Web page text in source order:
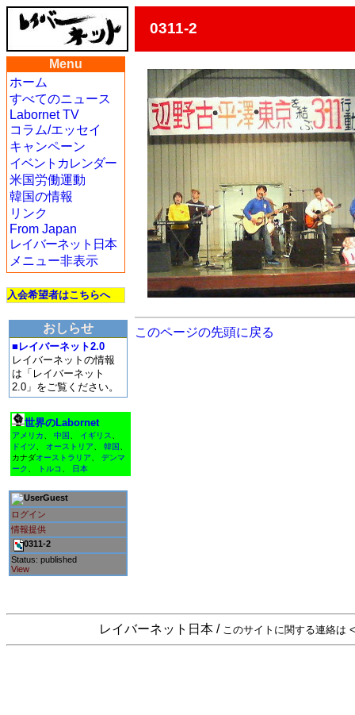
0311-2
Menu
ホーム
すべてのニュース
Labornet TV
コラム/エッセイ
キャンペーン
イベントカレンダー
米国労働運動
韓国の情報
リンク
From Japan
レイバーネット日本
メニュー非表示
入会希望者はこちらへ
おしらせ
■レイバーネット2.0
レイバーネットの情報
は「レイバーネット
2.0」をご覧ください。
世界のLabornet
アメリカ 中国 イギリス
ドイツ
オーストリア 韓国
カナダオーストラリア
デンマ
ーク
トルコ 日本
Guest
ログイン
情報提供
0311-2
Status: published
View
このページの先頭に戻る
レイバーネット日本 / このサイトに関する連絡は